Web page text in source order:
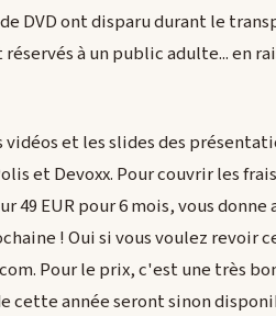
DVD ont disparu durant le
à un public adulte... en
et les slides des
et Devoxx. Pour couvrir les
EUR pour 6 mois, vous donne
! Oui si vous voulez revoir
Pour le prix, c'est une très
cette année seront sinon